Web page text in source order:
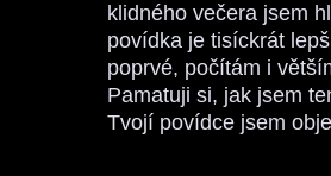
klidného večera jsem
povídka je tisíckrát
poprvé, počítám i
Pamatuji si, jak jsem
Tvojí povídce jsem